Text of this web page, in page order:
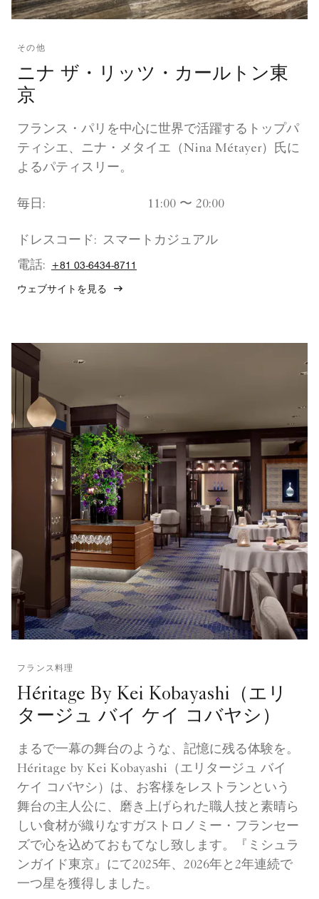
その他
ニナ ザ・リッツ・カールトン東
京
フランス・パリを中心に世界で活躍するトップパ
ティシエ、ニナ・メタイエ（Nina Métayer）氏に
よるパティスリー。
毎日: 11:00 〜 20:00
ドレスコード: スマートカジュアル
電話:
+81 03-6434-8711
ウェブサイトを見る
フランス料理
Héritage By Kei Kobayashi（エリ
タージュ バイ ケイ コバヤシ）
まるで一幕の舞台のような、記憶に残る体験を。
Héritage by Kei Kobayashi（エリタージュ バイ
ケイ コバヤシ）は、お客様をレストランという
舞台の主人公に、磨き上げられた職人技と素晴ら
しい食材が織りなすガストロノミー・フランセー
ズで心を込めておもてなし致します。『ミシュラ
ンガイド東京』にて2025年、2026年と2年連続で
一つ星を獲得しました。